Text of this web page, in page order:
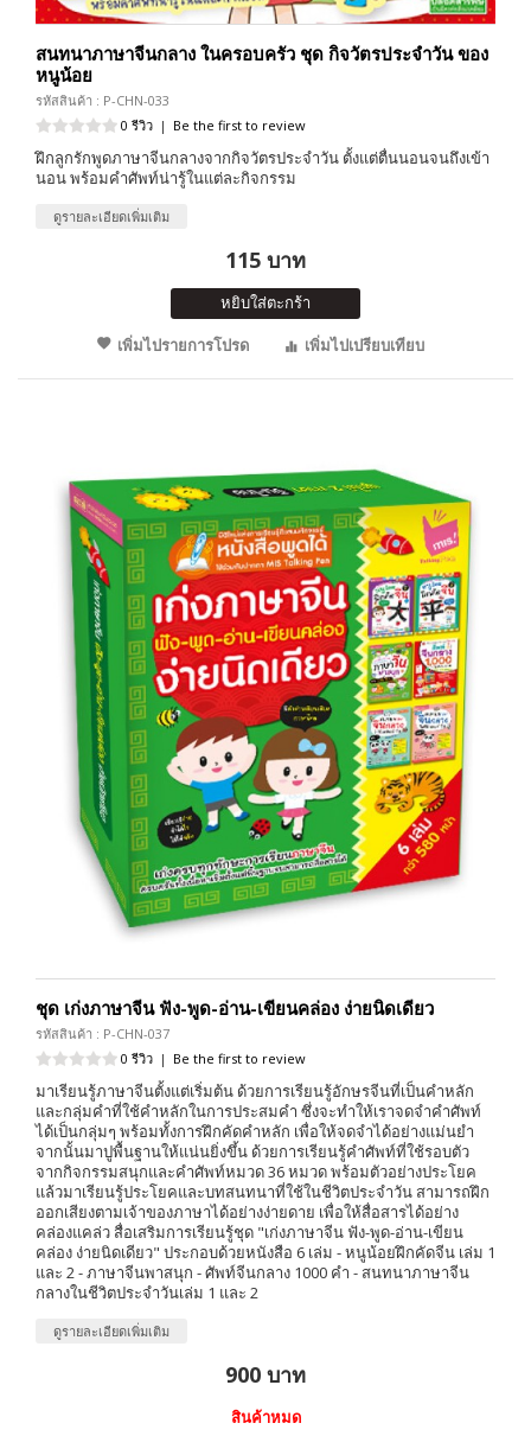
สนทนาภาษาจีนกลาง ในครอบครัว ชุด กิจวัตรประจำวัน ของ
หนูน้อย
รหัสสินค้า : P-CHN-033
0 รีวิว | Be the first to review
ฝึกลูกรักพูดภาษาจีนกลางจากกิจวัตรประจำวัน ตั้งแต่ตื่นนอนจนถึงเข้า
นอน พร้อมคำศัพท์น่ารู้ในแต่ละกิจกรรม
ดูรายละเอียดเพิ่มเติม
115 บาท
หยิบใส่ตะกร้า
เพิ่มไปรายการโปรด
เพิ่มไปเปรียบเทียบ
ชุด เก่งภาษาจีน ฟัง-พูด-อ่าน-เขียนคล่อง ง่ายนิดเดียว
รหัสสินค้า : P-CHN-037
0 รีวิว | Be the first to review
มาเรียนรู้ภาษาจีนตั้งแต่เริ่มต้น ด้วยการเรียนรู้อักษรจีนที่เป็นคำหลัก
และกลุ่มคำที่ใช้คำหลักในการประสมคำ ซึ่งจะทำให้เราจดจำคำศัพท์
ได้เป็นกลุ่มๆ พร้อมทั้งการฝึกคัดคำหลัก เพื่อให้จดจำได้อย่างแม่นยำ
จากนั้นมาปูพื้นฐานให้แน่นยิ่งขึ้น ด้วยการเรียนรู้คำศัพท์ที่ใช้รอบตัว
จากกิจกรรมสนุกและคำศัพท์หมวด 36 หมวด พร้อมตัวอย่างประโยค
แล้วมาเรียนรู้ประโยคและบทสนทนาที่ใช้ในชีวิตประจำวัน สามารถฝึก
ออกเสียงตามเจ้าของภาษาได้อย่างง่ายดาย เพื่อให้สื่อสารได้อย่าง
คล่องแคล่ว สื่อเสริมการเรียนรู้ชุด "เก่งภาษาจีน ฟัง-พูด-อ่าน-เขียน
คล่อง ง่ายนิดเดียว" ประกอบด้วยหนังสือ 6 เล่ม - หนูน้อยฝึกคัดจีน เล่ม 1
และ 2 - ภาษาจีนพาสนุก - ศัพท์จีนกลาง 1000 คำ - สนทนาภาษาจีน
กลางในชีวิตประจำวันเล่ม 1 และ 2
ดูรายละเอียดเพิ่มเติม
900 บาท
สินค้าหมด